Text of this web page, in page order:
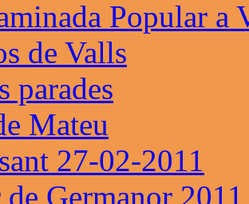
Popular a
de Valls
parades
Mateu
27-02-2011
Germanor 2011